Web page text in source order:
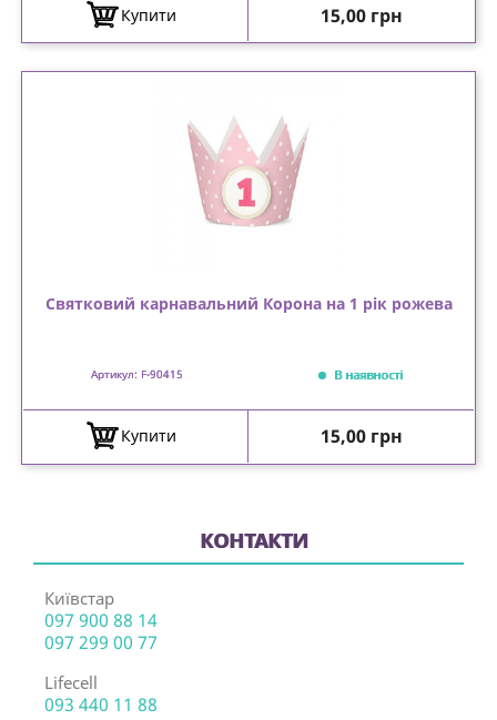
Купити Ціна
15,00 грн
Святковий карнавальний Корона на 1 рік рожева
Артикул: F-90415 В наявності
Купити Ціна
15,00 грн
КОНТАКТИ
Київстар
097 900 88 14
097 299 00 77
Lifecell
093 440 11 88